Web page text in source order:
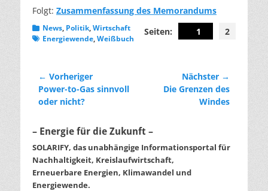
Folgt: Zusammenfassung des Memorandums
Seiten:
1 2
Kategorien
News, Politik,Wirtschaft
Schlagworte
Energiewende,Weißbuch
Beitragsnavigation
← Vorheriger
Vorheriger
Beitrag:
Power-to-Gas sinnvoll
oder nicht?
Nächster →
NächsterDie Grenzen des
Windes
– Energie für die Zukunft –
SOLARIFY, das unabhängige Informationsportal für
Nachhaltigkeit, Kreislaufwirtschaft,
Erneuerbare Energien, Klimawandel und
Energiewende.